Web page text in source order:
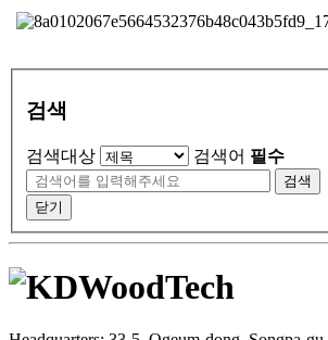
검색
검색대상 검색어 필수
검색
닫기